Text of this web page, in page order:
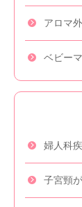
アロマ
ベビー
婦人科
子宮頸